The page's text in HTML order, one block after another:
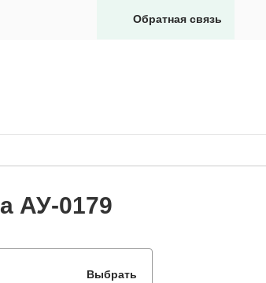
Обратная связь
АУ-0179
Выбрать